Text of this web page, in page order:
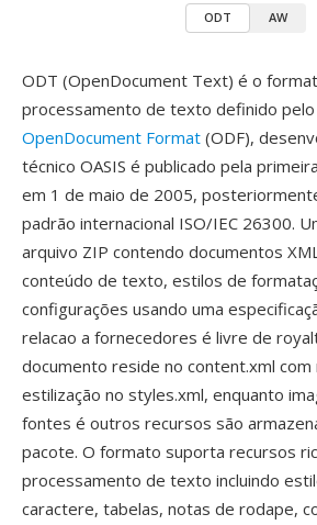
ODT AW
ODT (OpenDocument Text) é o
processamento de texto definido
OpenDocument Format (ODF),
técnico OASIS é publicado pela
em 1 de maio de 2005,
padrão internacional ISO/IEC 26300.
arquivo ZIP contendo documentos
conteúdo de texto, estilos de
configurações usando uma
relacao a fornecedores é livre de
documento reside no content.xml
estilização no styles.xml, enquanto
fontes é outros recursos são
pacote. O formato suporta recursos
processamento de texto incluindo
caractere, tabelas, notas de rodape,